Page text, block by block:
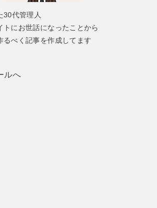
30代管理人
にお世話になったことから
べく記事を作成してます
ルへ